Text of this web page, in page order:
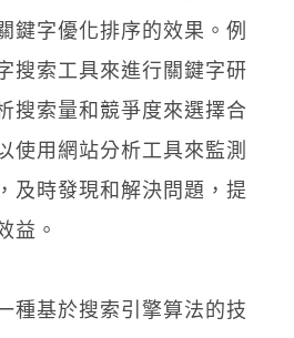
鍵字優化排序的效果。例
搜索工具來進行關鍵字研
搜索量和競爭度來選擇合
使用網站分析工具來監測
及時發現和解決問題，提
益。
種基於搜索引擎算法的技